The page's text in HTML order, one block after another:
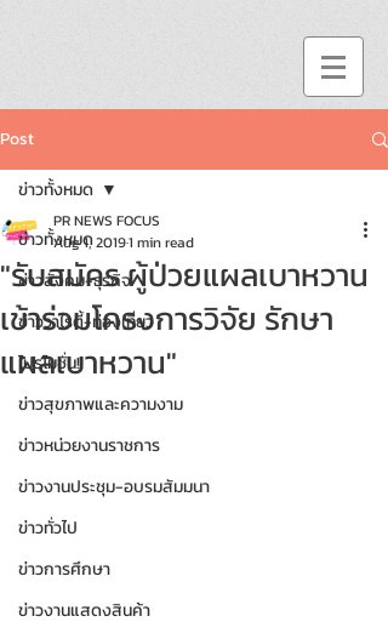
Post
ข่าวทั้งหมด
ข่าวสังคม-ธุรกิจ
ข่าววาไรตี้-ท่องเที่ยว
โปรโมชั่น!!
ข่าวสุขภาพและความงาม
ข่าวหน่วยงานราชการ
ข่าวงานประชุม-อบรมสัมมนา
ข่าวทั่วไป
ข่าวการศึกษา
ข่าวงานแสดงสินค้า
ข่าวทั้งหมด
"รับสมัคร ผู้ป่วยแผลเบาหวาน
เข้าร่วมโครงการวิจัย รักษา
แผลเบาหวาน"
PR NEWS FOCUS
Aug 1, 20191 min read